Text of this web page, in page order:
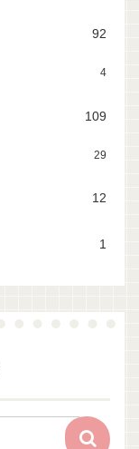
92
4
109
29
12
1